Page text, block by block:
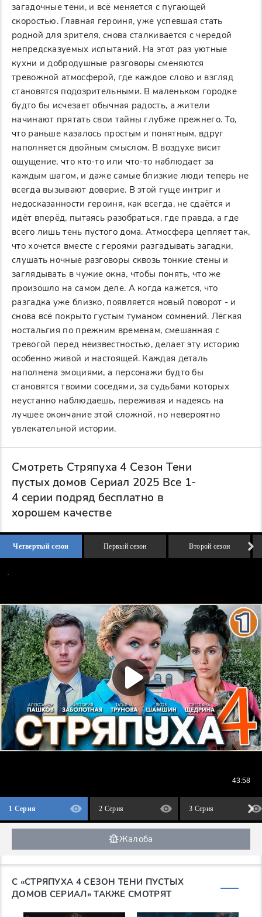
загадочные тени, и всё меняется с пугающей
скоростью. Главная героиня, уже успевшая стать
родной для зрителя, снова сталкивается с чередой
непредсказуемых испытаний. На этот раз уютные
кухни и добродушные разговоры сменяются
тревожной атмосферой, где каждое слово и взгляд
становятся подозрительными. В маленьком городке
будто бы исчезает обычная радость, а жители
начинают прятать свои тайны глубже прежнего. То,
что раньше казалось простым и понятным, вдруг
наполняется двойным смыслом. В воздухе висит
ощущение, что кто-то или что-то наблюдает за
каждым шагом, и даже самые близкие люди теперь не
всегда вызывают доверие. В этой гуще интриг и
недосказанности героиня, как всегда, не сдаётся и
идёт вперёд, пытаясь разобраться, где правда, а где
всего лишь тень пустого дома. Атмосфера цепляет так,
что хочется вместе с героями разгадывать загадки,
слушать ночные разговоры сквозь тонкие стены и
заглядывать в чужие окна, чтобы понять, что же
произошло на самом деле. А когда кажется, что
разгадка уже близко, появляется новый поворот - и
снова всё покрыто густым туманом сомнений. Лёгкая
ностальгия по прежним временам, смешанная с
тревогой перед неизвестностью, делает эту историю
особенно живой и настоящей. Каждая деталь
наполнена эмоциями, а персонажи будто бы
становятся твоими соседями, за судьбами которых
неустанно наблюдаешь, переживая и надеясь на
лучшее окончание этой сложной, но невероятно
увлекательной истории.
Смотреть Стряпуха 4 Сезон Тени
пустых домов Сериал 2025 Все 1-
4 серии подряд бесплатно в
хорошем качестве
Четвертый сезон Первый сезон Второй сезон
1 Серия 2 Серия 3 Серия
Жалоба
С «СТРЯПУХА 4 СЕЗОН ТЕНИ ПУСТЫХ
ДОМОВ СЕРИАЛ» ТАКЖЕ СМОТРЯТ